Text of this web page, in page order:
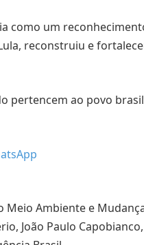
como um
reconstruiu e
pertencem ao povo